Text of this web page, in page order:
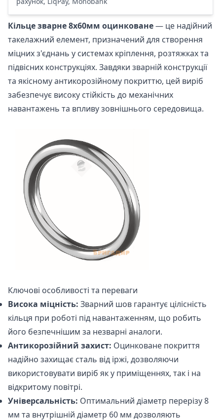
Кільце зварне 8х60мм оцинковане— це надійний
такелажний елемент, призначений для створення
міцних з'єднань у системах кріплення, розтяжках та
підвісних конструкціях. Завдяки зварній конструкції
та якісному антикорозійному покриттю, цей виріб
забезпечує високу стійкість до механічних
навантажень та впливу зовнішнього середовища.
Ключові особливості та переваги
Висока міцність: Зварний шов гарантує цілісність
кільця при роботі під навантаженням, що робить
його безпечнішим за незварні аналоги.
Антикорозійний захист: Оцинковане покриття
надійно захищає сталь від іржі, дозволяючи
використовувати виріб як у приміщеннях, так і на
відкритому повітрі.
Універсальність: Оптимальний діаметр перерізу 8
мм та внутрішній діаметр 60 мм дозволяють